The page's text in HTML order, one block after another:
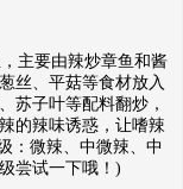
主要由辣炒章鱼和酱
丝、平菇等食材放入
苏子叶等配料翻炒，
的辣味诱惑，让嗜辣
：微辣、中微辣、中
尝试一下哦！)